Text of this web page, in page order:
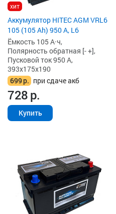
хит
Аккумулятор HITEC AGM VRL6
105 (105 Ah) 950 А, L6
Ёмкость 105 А·ч,
Полярность обратная [- +],
Пусковой ток 950 А,
393x175x190
699р. при сдаче акб
728р.
Купить